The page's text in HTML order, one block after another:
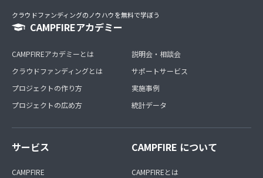
クラウドファンディングのノウハウを無料で学ぼう
CAMPFIREアカデミー
CAMPFIREアカデミーとは
クラウドファンディングとは
プロジェクトの作り方
プロジェクトの広め方
説明会・相談会
サポートサービス
実施事例
統計データ
サービス
CAMPFIRE
CAMPFIRE について
CAMPFIREとは